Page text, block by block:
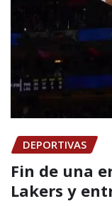
DEPORTIVAS
Fin de una
Lakers y